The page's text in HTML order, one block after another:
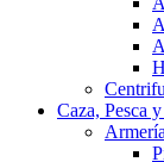
Caza, Pesca
Armería